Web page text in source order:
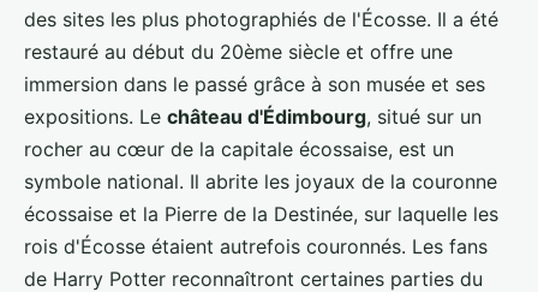
des sites les plus photographiés de l'Écosse. Il a été
restauré au début du 20ème siècle et offre une
immersion dans le passé grâce à son musée et ses
expositions. Le château d'Édimbourg, situé sur un
rocher au cœur de la capitale écossaise, est un
symbole national. Il abrite les joyaux de la couronne
écossaise et la Pierre de la Destinée, sur laquelle les
rois d'Écosse étaient autrefois couronnés. Les fans
de Harry Potter reconnaîtront certaines parties du